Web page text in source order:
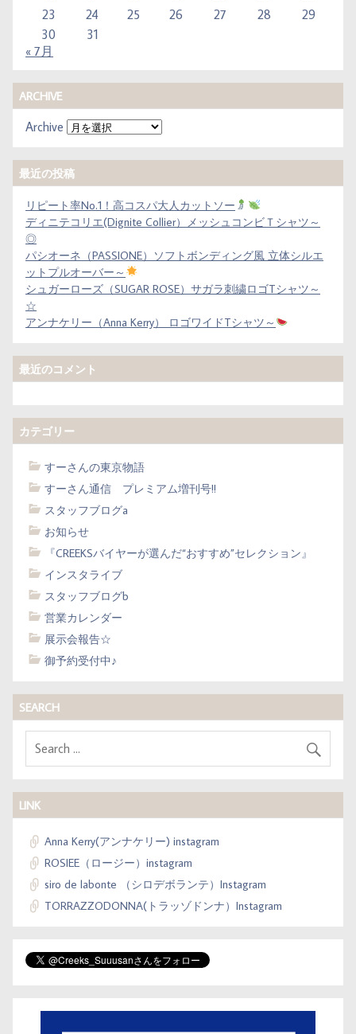
23
24 25 26 27 28
29
30
31
« 7月
ARCHIVE
Archive
最近の投稿
リピート率No.1！高コスパ大人カットソー
ディニテコリエ(Dignite Collier）メッシュコンビＴシャツ～
◎
パシオーネ（PASSIONE）ソフトボンディング風 立体シルエ
ットプルオーバー～
シュガーローズ（SUGAR ROSE）サガラ刺繍ロゴTシャツ～
☆
アンナケリー（Anna Kerry） ロゴワイドTシャツ～
最近のコメント
カテゴリー
すーさんの東京物語
すーさん通信 プレミアム増刊号!!
スタッフブログa
お知らせ
『CREEKSバイヤーが選んだ“おすすめ”セレクション』
インスタライブ
スタッフブログb
営業カレンダー
展示会報告☆
御予約受付中♪
SEARCH
LINK
Anna Kerry(アンナケリー) instagram
ROSIEE（ロージー）instagram
siro de labonte （シロデボランテ）Instagram
TORRAZZODONNA(トラッゾドンナ）Instagram